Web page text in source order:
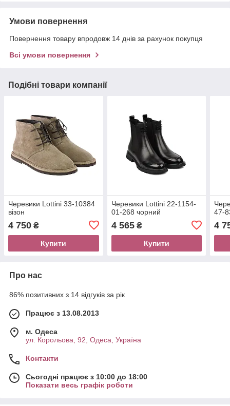
Умови повернення
Повернення товару впродовж 14 днів за рахунок покупця
Всі умови повернення
Подібні товари компанії
Черевики Lottini 33-10384
візон
4 750 ₴
Купити
Черевики Lottini 22-1154-
01-268 чорний
4 565₴
Купити
47-
4
Про нас
86% позитивних з 14 відгуків за рік
Працює з 13.08.2013
м. Одеса
ул. Корольова, 92, Одеса, Україна
Контакти
Сьогодні працює з 10:00 до 18:00
Показати весь графік роботи